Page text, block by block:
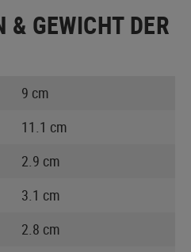
& GEWICHT DER
9 cm
11.1 cm
2.9 cm
3.1 cm
2.8 cm